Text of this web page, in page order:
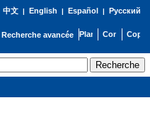
中文| English | Español | Русский
Recherche avancée